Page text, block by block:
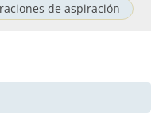
de aspiración